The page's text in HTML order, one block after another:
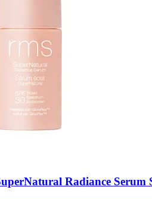
Radiance